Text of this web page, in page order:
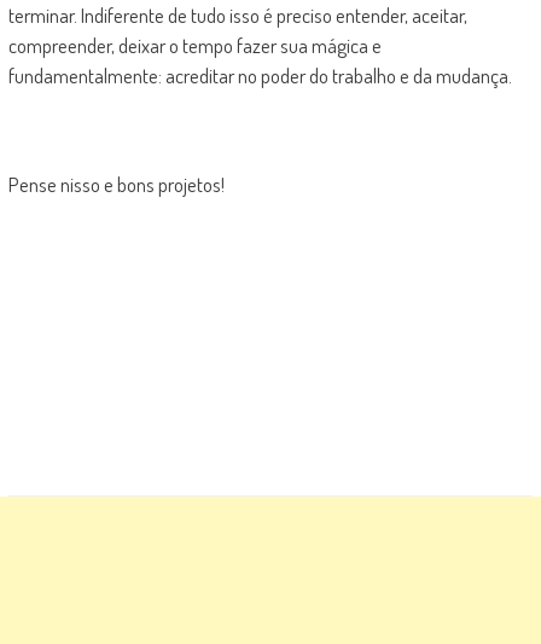
terminar. Indiferente de tudo isso é preciso entender, aceitar,
compreender, deixar o tempo fazer sua mágica e
fundamentalmente: acreditar no poder do trabalho e da mudança.
Pense nisso e bons projetos!